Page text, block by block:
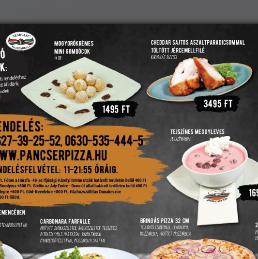
Kosár:üres (Kosár mutatása
ASZTALFOGLALÁS ÉTTERMÜNK PANCSER PENGŐ KAPCSOLAT
Vylyan MACSKA Portugieser száraz vörösbor 0,75 L -